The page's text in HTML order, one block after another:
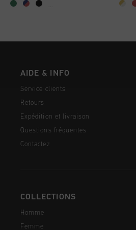
...
AIDE & INFO
Service clients
Retours
Expédition et livraison
Questions fréquentes
Contactez
COLLECTIONS
Homme
Femme